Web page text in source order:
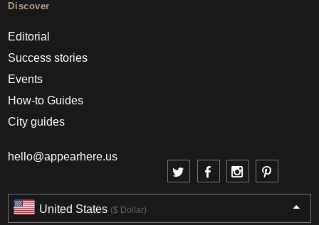
Discover
Editorial
Success stories
Events
How-to Guides
City guides
hello@appearhere.us
United States ($ Dollar)